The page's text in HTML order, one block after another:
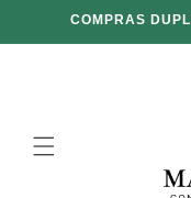
ir para o
conteúdo
COMPRAS